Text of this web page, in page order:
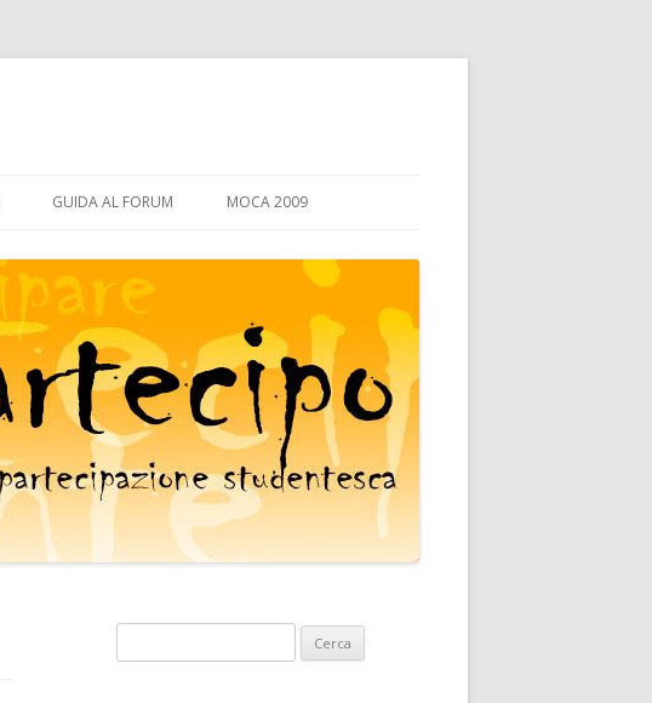
GUIDA AL FORUM MOCA 2009
I LABORATORI
GLI OSPITI
per: